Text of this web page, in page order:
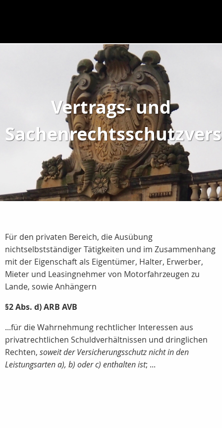
Vertrags- und
Für den privaten Bereich, die Ausübung
nichtselbstständiger Tätigkeiten und im Zusammenhang
mit der Eigenschaft als Eigentümer, Halter, Erwerber,
Mieter und Leasingnehmer von Motorfahrzeugen zu
Lande, sowie Anhängern
§2 Abs. d) ARB AVB
...für die Wahrnehmung rechtlicher Interessen aus
privatrechtlichen Schuldverhältnissen und dringlichen
Rechten, soweit der Versicherungsschutz nicht in den
Leistungsarten a), b) oder c) enthalten ist; ...